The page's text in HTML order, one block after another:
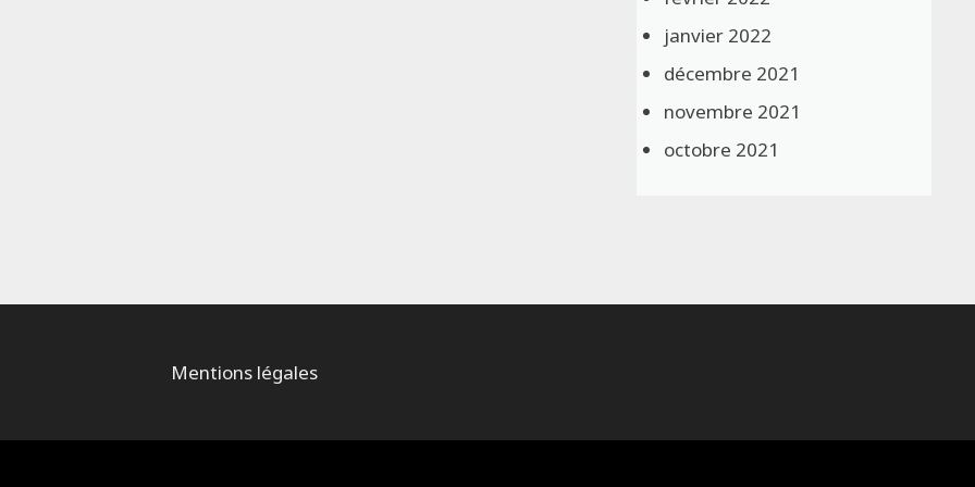
janvier 2022
décembre 2021
novembre 2021
octobre 2021
Mentions légales